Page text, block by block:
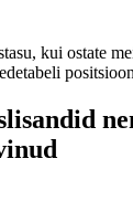
kui ostate